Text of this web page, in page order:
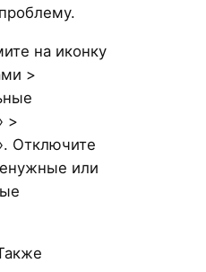
на иконку
>
>
Отключите
или